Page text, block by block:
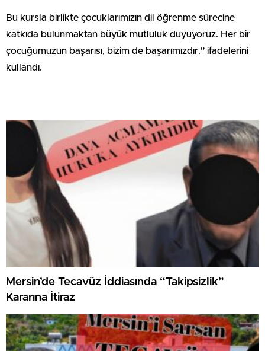
Bu kursla birlikte çocuklarımızın dil öğrenme sürecine
katkıda bulunmaktan büyük mutluluk duyuyoruz. Her bir
çocuğumuzun başarısı, bizim de başarımızdır.” ifadelerini
kullandı.
Mersin’de Tecavüz İddiasında “Takipsizlik”
Kararına İtiraz